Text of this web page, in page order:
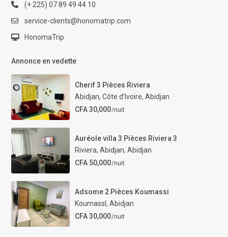
(+ 225) 07 89 49 44 10
service-clients@honomatrip.com
HonomaTrip
Annonce en vedette
Cherif 3 Pièces Riviera
Abidjan, Côte d'Ivoire, Abidjan
CFA 30,000/nuit
Auréole villa 3 Pièces Riviera 3
Riviera, Abidjan, Abidjan
CFA 50,000/nuit
Adsome 2 Pièces Koumassi
KoumassI , Abidjan
CFA 30,000/nuit